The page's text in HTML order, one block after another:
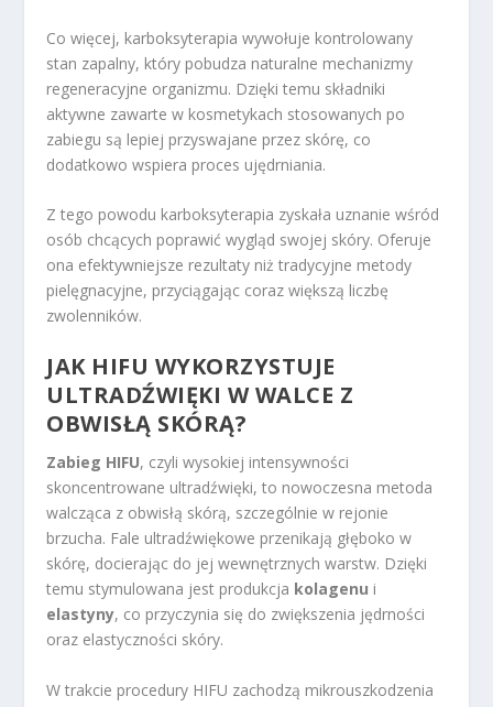
Co więcej, karboksyterapia wywołuje kontrolowany
stan zapalny, który pobudza naturalne mechanizmy
regeneracyjne organizmu. Dzięki temu składniki
aktywne zawarte w kosmetykach stosowanych po
zabiegu są lepiej przyswajane przez skórę, co
dodatkowo wspiera proces ujędrniania.
Z tego powodu karboksyterapia zyskała uznanie wśród
osób chcących poprawić wygląd swojej skóry. Oferuje
ona efektywniejsze rezultaty niż tradycyjne metody
pielęgnacyjne, przyciągając coraz większą liczbę
zwolenników.
JAK HIFU WYKORZYSTUJE
ULTRADŹWIĘKI W WALCE Z
OBWISŁĄ SKÓRĄ?
Zabieg HIFU, czyli wysokiej intensywności
skoncentrowane ultradźwięki, to nowoczesna metoda
walcząca z obwisłą skórą, szczególnie w rejonie
brzucha. Fale ultradźwiękowe przenikają głęboko w
skórę, docierając do jej wewnętrznych warstw. Dzięki
temu stymulowana jest produkcja kolagenu i
elastyny, co przyczynia się do zwiększenia jędrności
oraz elastyczności skóry.
W trakcie procedury HIFU zachodzą mikrouszkodzenia